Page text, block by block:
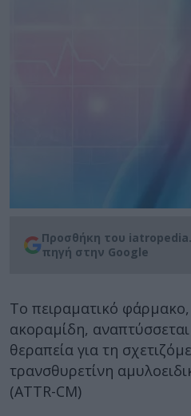
Προσθήκη του
πηγή στην Google
Το πειραματικό
ακοραμίδη,
θεραπεία για τη
τρανσθυρετίνη
(ATTR-CM)